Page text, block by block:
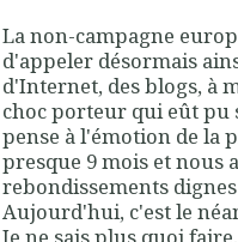
La non-campagne
d'appeler désormais
d'Internet, des blogs, à
choc porteur qui eût pu
pense à l'émotion de la
presque 9 mois et nous
rebondissements
Aujourd'hui, c'est le